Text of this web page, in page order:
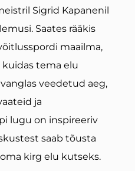
Sigrid Kapanenil
Saates rääkis
maailma,
tema elu
veedetud aeg,
ja
lugu on inspireeriv
saab tõusta
kirg elu kutseks.